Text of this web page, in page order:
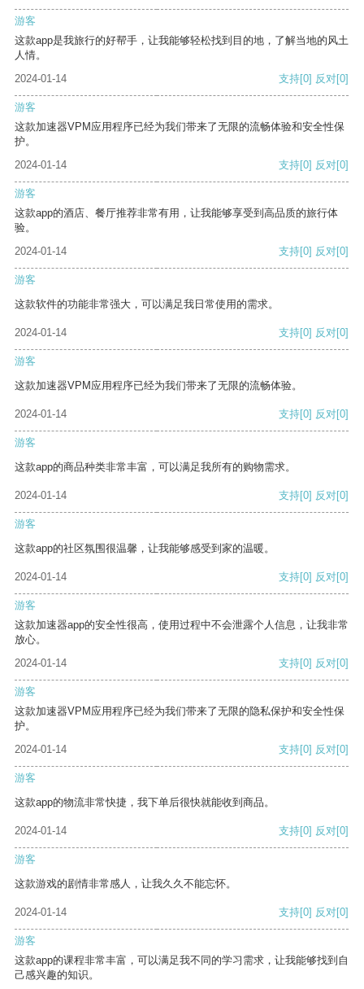
游客
这款app是我旅行的好帮手，让我能够轻松找到目的地，了解当地的风土
人情。
2024-01-14
支持[0] 反对[0]
游客
这款加速器VPM应用程序已经为我们带来了无限的流畅体验和安全性保
护。
2024-01-14
支持[0] 反对[0]
游客
这款app的酒店、餐厅推荐非常有用，让我能够享受到高品质的旅行体
验。
2024-01-14
支持[0] 反对[0]
游客
这款软件的功能非常强大，可以满足我日常使用的需求。
2024-01-14 支持[0] 反对[0]
游客
这款加速器VPM应用程序已经为我们带来了无限的流畅体验。
2024-01-14 支持[0] 反对[0]
游客
这款app的商品种类非常丰富，可以满足我所有的购物需求。
2024-01-14 支持[0] 反对[0]
游客
这款app的社区氛围很温馨，让我能够感受到家的温暖。
2024-01-14 支持[0] 反对[0]
游客
这款加速器app的安全性很高，使用过程中不会泄露个人信息，让我非常
放心。
2024-01-14
支持[0] 反对[0]
游客
这款加速器VPM应用程序已经为我们带来了无限的隐私保护和安全性保
护。
2024-01-14
支持[0] 反对[0]
游客
这款app的物流非常快捷，我下单后很快就能收到商品。
2024-01-14 支持[0] 反对[0]
游客
这款游戏的剧情非常感人，让我久久不能忘怀。
2024-01-14 支持[0] 反对[0]
游客
这款app的课程非常丰富，可以满足我不同的学习需求，让我能够找到自
己感兴趣的知识。